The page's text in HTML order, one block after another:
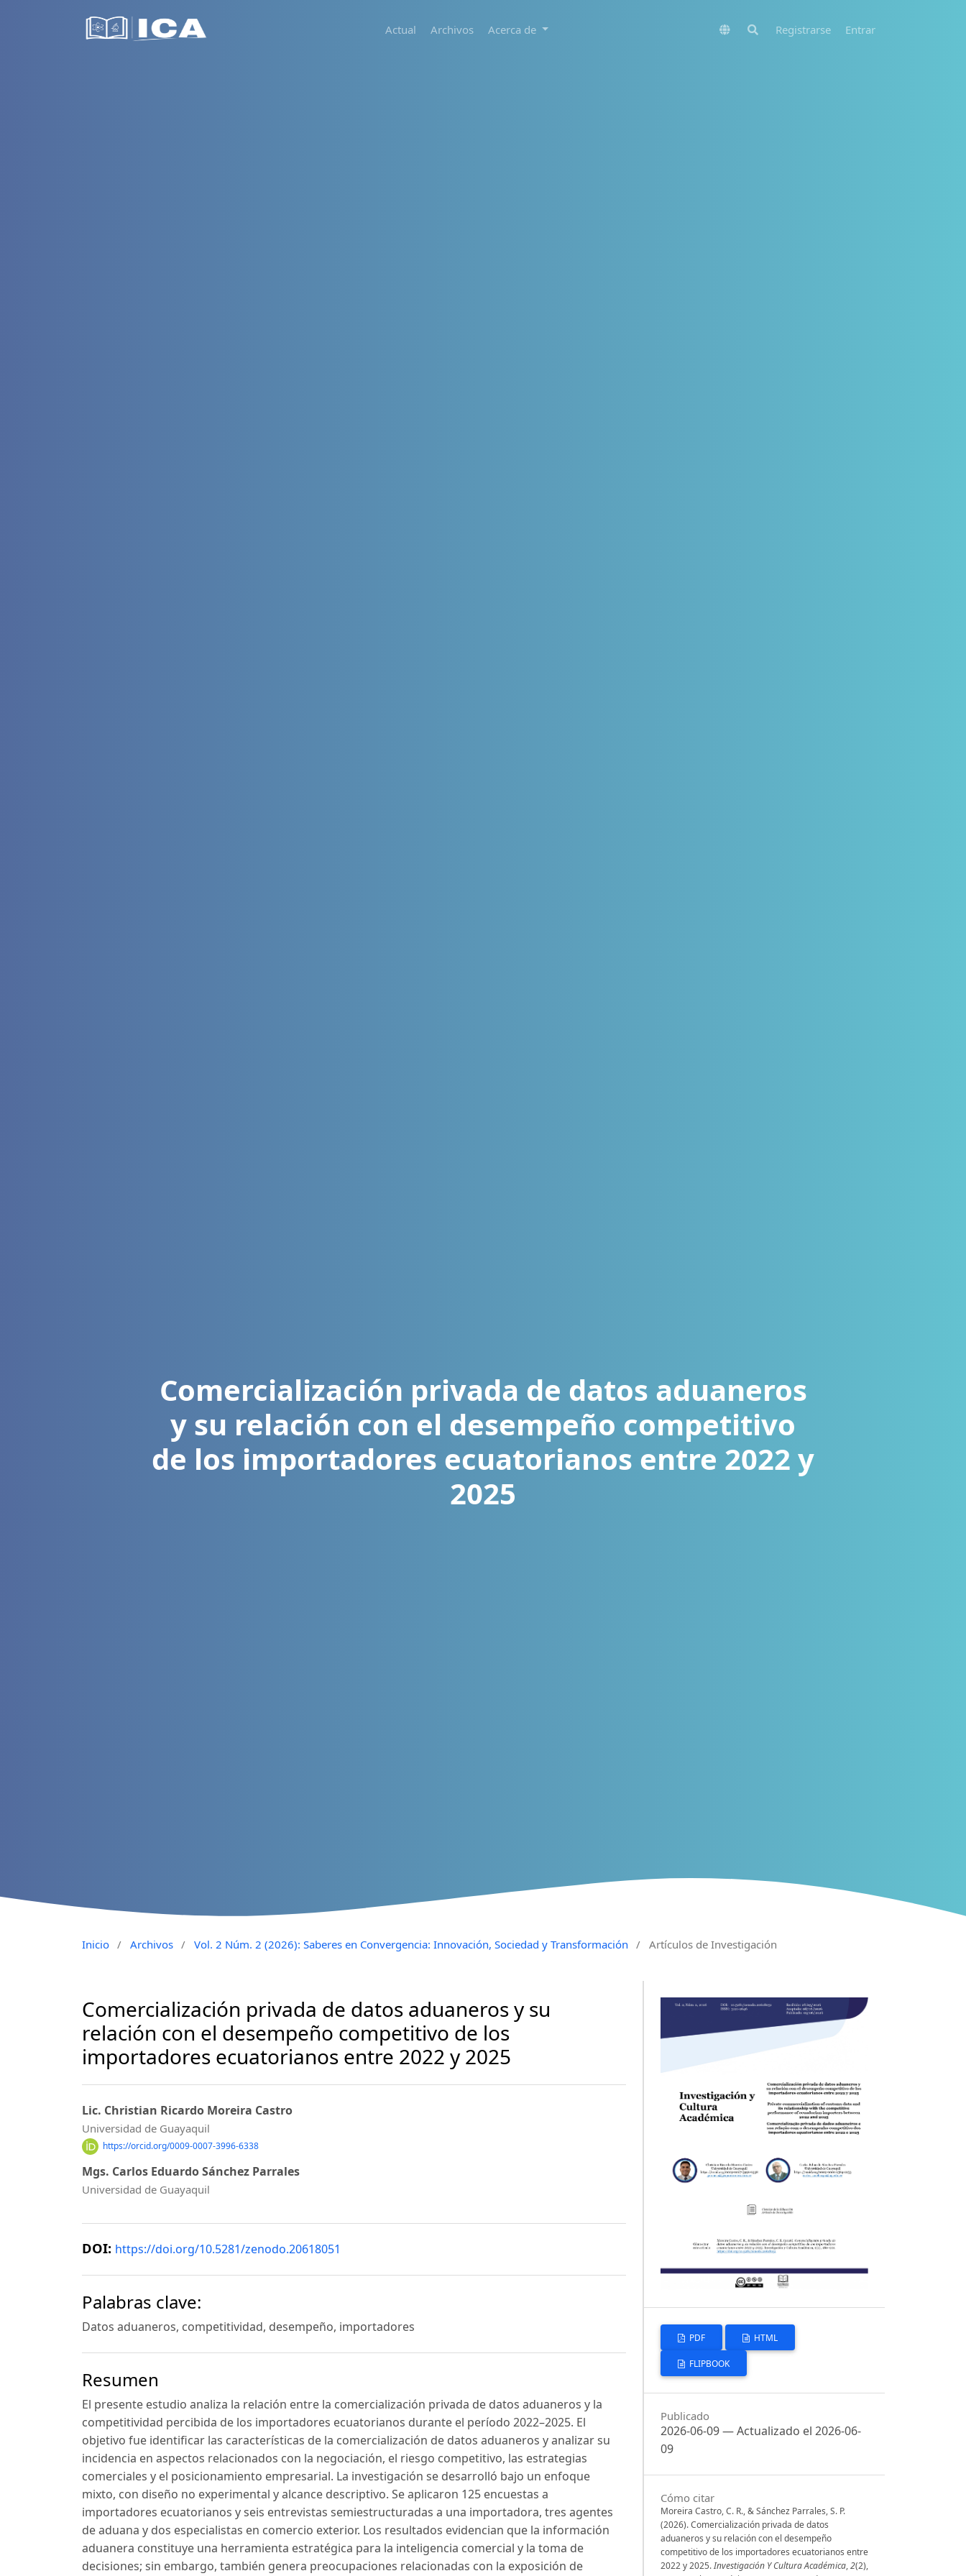
Actual Archivos Acerca de Registrarse Entrar
Comercialización privada de datos aduaneros
y su relación con el desempeño competitivo
de los importadores ecuatorianos entre 2022 y
2025
Inicio / Archivos / Vol. 2 Núm. 2 (2026): Saberes en Convergencia: Innovación, Sociedad y Transformación / Artículos de Investigación
Comercialización privada de datos aduaneros y su
relación con el desempeño competitivo de los
importadores ecuatorianos entre 2022 y 2025
Lic. Christian Ricardo Moreira Castro
Universidad de Guayaquil
https://orcid.org/0009-0007-3996-6338
Mgs. Carlos Eduardo Sánchez Parrales
Universidad de Guayaquil
DOI: https://doi.org/10.5281/zenodo.20618051
Palabras clave:
Datos aduaneros, competitividad, desempeño, importadores
Resumen
El presente estudio analiza la relación entre la comercialización privada de datos aduaneros y la
competitividad percibida de los importadores ecuatorianos durante el período 2022–2025. El
objetivo fue identificar las características de la comercialización de datos aduaneros y analizar su
incidencia en aspectos relacionados con la negociación, el riesgo competitivo, las estrategias
comerciales y el posicionamiento empresarial. La investigación se desarrolló bajo un enfoque
mixto, con diseño no experimental y alcance descriptivo. Se aplicaron 125 encuestas a
importadores ecuatorianos y seis entrevistas semiestructuradas a una importadora, tres agentes
de aduana y dos especialistas en comercio exterior. Los resultados evidencian que la información
aduanera constituye una herramienta estratégica para la inteligencia comercial y la toma de
decisiones; sin embargo, también genera preocupaciones relacionadas con la exposición de
PDF HTML
FLIPBOOK
Publicado
2026-06-09 — Actualizado el 2026-06-
09
Cómo citar
Moreira Castro, C. R., & Sánchez Parrales, S. P.
(2026). Comercialización privada de datos
aduaneros y su relación con el desempeño
competitivo de los importadores ecuatorianos entre
2022 y 2025.Investigación Y Cultura Académica,2(2),